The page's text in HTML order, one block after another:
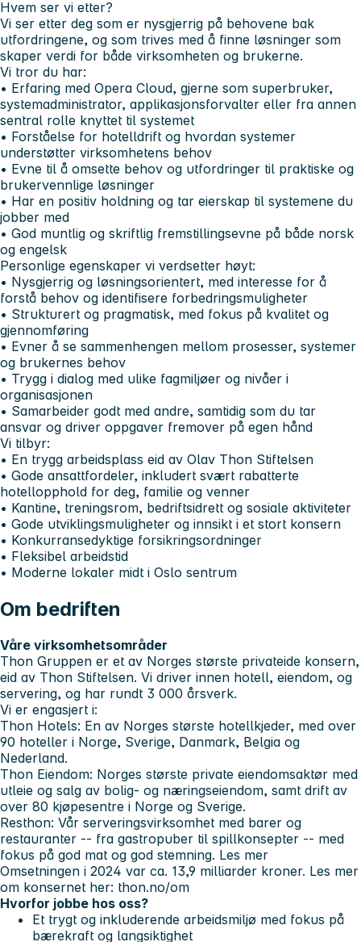
Hvem ser vi etter?
Vi ser etter deg som er nysgjerrig på behovene bak
utfordringene, og som trives med å finne løsninger som
skaper verdi for både virksomheten og brukerne.
Vi tror du har:
• Erfaring med Opera Cloud, gjerne som superbruker,
systemadministrator, applikasjonsforvalter eller fra annen
sentral rolle knyttet til systemet
• Forståelse for hotelldrift og hvordan systemer
understøtter virksomhetens behov
• Evne til å omsette behov og utfordringer til praktiske og
brukervennlige løsninger
• Har en positiv holdning og tar eierskap til systemene du
jobber med
• God muntlig og skriftlig fremstillingsevne på både norsk
og engelsk
Personlige egenskaper vi verdsetter høyt:
• Nysgjerrig og løsningsorientert, med interesse for å
forstå behov og identifisere forbedringsmuligheter
• Strukturert og pragmatisk, med fokus på kvalitet og
gjennomføring
• Evner å se sammenhengen mellom prosesser, systemer
og brukernes behov
• Trygg i dialog med ulike fagmiljøer og nivåer i
organisasjonen
• Samarbeider godt med andre, samtidig som du tar
ansvar og driver oppgaver fremover på egen hånd
Vi tilbyr:
• En trygg arbeidsplass eid av Olav Thon Stiftelsen
• Gode ansattfordeler, inkludert svært rabatterte
hotellopphold for deg, familie og venner
• Kantine, treningsrom, bedriftsidrett og sosiale aktiviteter
• Gode utviklingsmuligheter og innsikt i et stort konsern
• Konkurransedyktige forsikringsordninger
• Fleksibel arbeidstid
• Moderne lokaler midt i Oslo sentrum
Om bedriften
Våre virksomhetsområder
Thon Gruppen er et av Norges største privateide konsern,
eid av Thon Stiftelsen. Vi driver innen hotell, eiendom, og
servering, og har rundt 3 000 årsverk.
Vi er engasjert i:
Thon Hotels: En av Norges største hotellkjeder, med over
90 hoteller i Norge, Sverige, Danmark, Belgia og
Nederland.
Thon Eiendom: Norges største private eiendomsaktør med
utleie og salg av bolig- og næringseiendom, samt drift av
over 80 kjøpesentre i Norge og Sverige.
Resthon: Vår serveringsvirksomhet med barer og
restauranter -- fra gastropuber til spillkonsepter -- med
fokus på god mat og god stemning. Les mer
Omsetningen i 2024 var ca. 13,9 milliarder kroner. Les mer
om konsernet her: thon.no/om
Hvorfor jobbe hos oss?
Et trygt og inkluderende arbeidsmiljø med fokus på
bærekraft og langsiktighet